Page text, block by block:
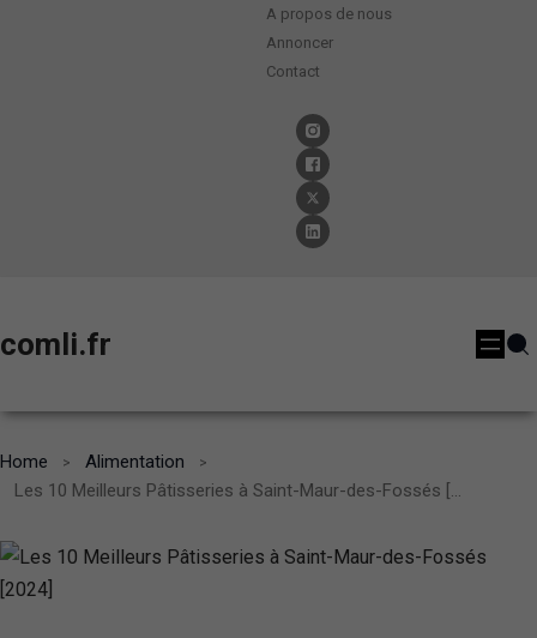
A propos de nous
Annoncer
Contact
comli.fr
Home
Alimentation
Les 10 Meilleurs Pâtisseries à Saint-Maur-des-Fossés [2024]